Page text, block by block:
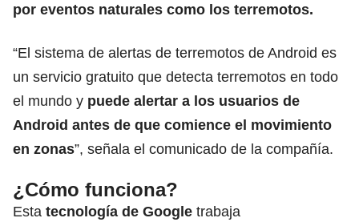
por eventos naturales como los terremotos.
“El sistema de alertas de terremotos de Android es
un servicio gratuito que detecta terremotos en todo
el mundo y puede alertar a los usuarios de
Android antes de que comience el movimiento
en zonas”, señala el comunicado de la compañía.
¿Cómo funciona?
Esta tecnología de Google trabaja